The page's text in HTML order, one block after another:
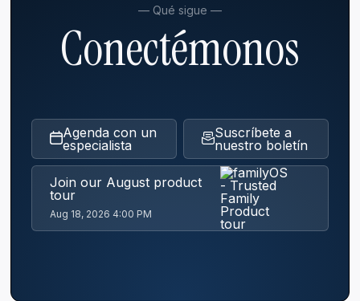
— Qué sigue —
Conectémonos
Agenda con un
especialista
Suscríbete a
nuestro boletín
Join our August product
tour
Aug 18, 2026 4:00 PM